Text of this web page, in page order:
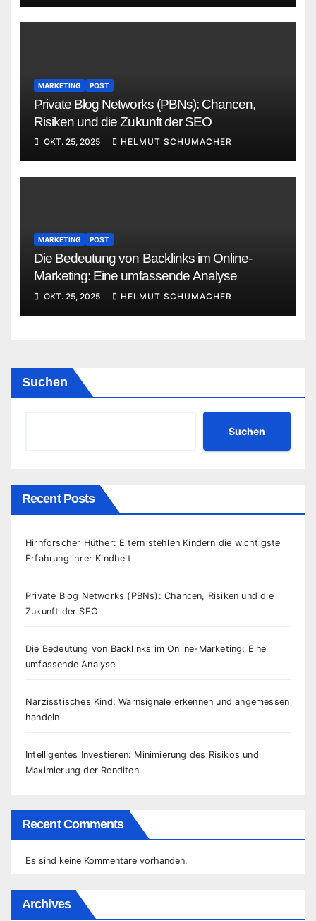
MARKETING POST
Private Blog Networks (PBNs): Chancen,
Risiken und die Zukunft der SEO
OKT. 25, 2025 HELMUT SCHUMACHER
MARKETING POST
Die Bedeutung von Backlinks im Online-
Marketing: Eine umfassende Analyse
OKT. 25, 2025 HELMUT SCHUMACHER
Suchen
Suchen
Recent Posts
Hirnforscher Hüther: Eltern stehlen Kindern die wichtigste
Erfahrung ihrer Kindheit
Private Blog Networks (PBNs): Chancen, Risiken und die
Zukunft der SEO
Die Bedeutung von Backlinks im Online-Marketing: Eine
umfassende Analyse
Narzisstisches Kind: Warnsignale erkennen und angemessen
handeln
Intelligentes Investieren: Minimierung des Risikos und
Maximierung der Renditen
Recent Comments
Es sind keine Kommentare vorhanden.
Archives